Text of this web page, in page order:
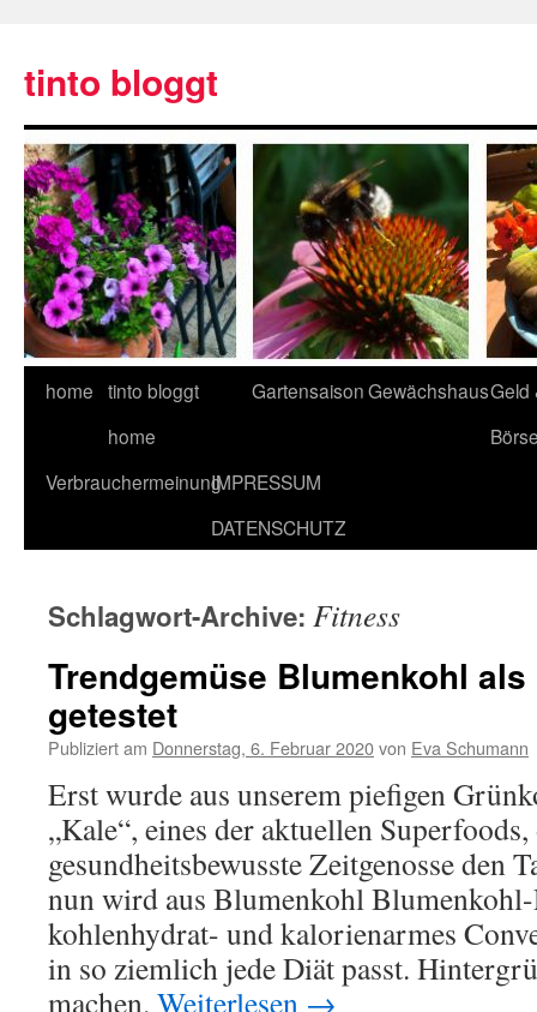
tinto bloggt
home tinto bloggt
home
GartensaisonGewächshausGeld
VerbrauchermeinungIMPRESSUM
DATENSCHUTZ
Schlagwort-Archive: Fitness
Trendgemüse Blumenkohl
getestet
Publiziert am Donnerstag, 6. Februar 2020von Eva Schumann
Erst wurde aus unserem piefigen
„Kale“, eines der aktuellen
gesundheitsbewusste Zeitgenosse den
nun wird aus Blumenkohl
kohlenhydrat- und kalorienarmes
in so ziemlich jede Diät passt.
machen. Weiterlesen →